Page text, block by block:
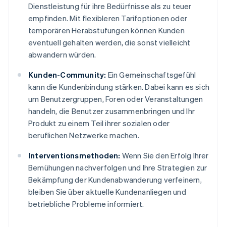
Dienstleistung für ihre Bedürfnisse als zu teuer
empfinden. Mit flexibleren Tarifoptionen oder
temporären Herabstufungen können Kunden
eventuell gehalten werden, die sonst vielleicht
abwandern würden.
Kunden-Community: Ein Gemeinschaftsgefühl
kann die Kundenbindung stärken. Dabei kann es sich
um Benutzergruppen, Foren oder Veranstaltungen
handeln, die Benutzer zusammenbringen und Ihr
Produkt zu einem Teil ihrer sozialen oder
beruflichen Netzwerke machen.
Interventionsmethoden: Wenn Sie den Erfolg Ihrer
Bemühungen nachverfolgen und Ihre Strategien zur
Bekämpfung der Kundenabwanderung verfeinern,
bleiben Sie über aktuelle Kundenanliegen und
betriebliche Probleme informiert.